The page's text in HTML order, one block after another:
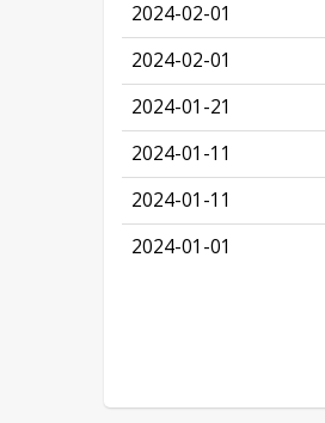
2024-02-01
2024-02-01
2024-01-21
2024-01-11
2024-01-11
2024-01-01